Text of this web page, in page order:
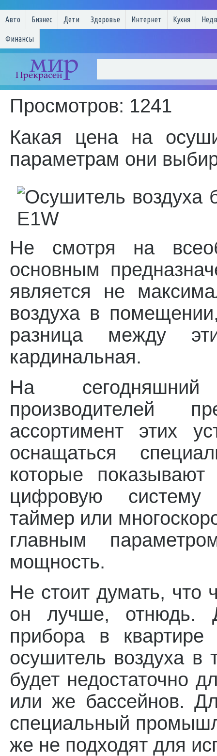
Авто Бизнес Дети Здоровье Интернет Кухня
Финансы
Просмотров: 1241
Какая цена на
параметрам они
Не смотря на
основным
является не
воздуха в
разница между
кардинальная.
На
производителей
ассортимент этих
оснащаться
которые
цифровую систему
таймер или
главным
мощность.
Не стоит думать,
он лучше, отнюдь.
прибора в квартире
осушитель воздуха в
будет недостаточно
или же бассейнов.
специальный
же не подходят для